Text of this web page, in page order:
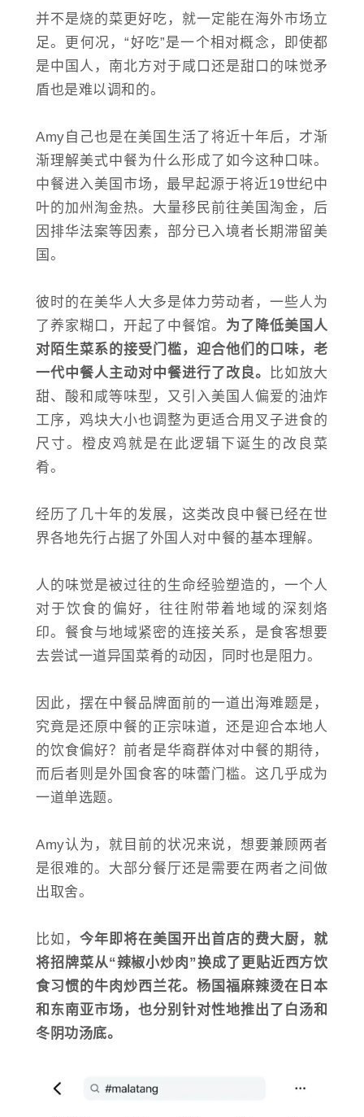
并不是烧的菜更好吃，就一定能在海外市场立
足。更何况，“好吃”是一个相对概念，即使都
是中国人，南北方对于咸口还是甜口的味觉矛
盾也是难以调和的。
Amy自己也是在美国生活了将近十年后，才渐
渐理解美式中餐为什么形成了如今这种口味。
中餐进入美国市场，最早起源于将近19世纪中
叶的加州淘金热。大量移民前往美国淘金，后
因排华法案等因素，部分已入境者长期滞留美
国。
彼时的在美华人大多是体力劳动者，一些人为
了养家糊口，开起了中餐馆。 为了降低美国人
对陌生菜系的接受门槛，迎合他们的口味，老
一代中餐人主动对中餐进行了改良。
比如放大
甜、酸和咸等味型，又引入美国人偏爱的油炸
工序，鸡块大小也调整为更适合用叉子进食的
尺寸。橙皮鸡就是在此逻辑下诞生的改良菜
肴。
经历了几十年的发展，这类改良中餐已经在世
界各地先行占据了外国人对中餐的基本理解。
人的味觉是被过往的生命经验塑造的，一个人
对于饮食的偏好，往往附带着地域的深刻烙
印。餐食与地域紧密的连接关系，是食客想要
去尝试一道异国菜肴的动因，同时也是阻力。
因此，摆在中餐品牌面前的一道出海难题是，
究竟是还原中餐的正宗味道，还是迎合本地人
的饮食偏好？前者是华裔群体对中餐的期待，
而后者则是外国食客的味蕾门槛。这几乎成为
一道单选题。
Amy认为，就目前的状况来说，想要兼顾两者
是很难的。大部分餐厅还是需要在两者之间做
出取舍。
比如，今年即将在美国开出首店的费大厨，就
将招牌菜从“辣椒小炒肉”换成了更贴近西方饮
食习惯的牛肉炒西兰花。杨国福麻辣烫在日本
和东南亚市场，也分别针对性地推出了白汤和
冬阴功汤底。